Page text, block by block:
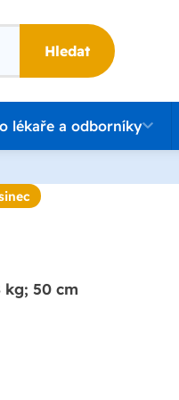
Hledat
a odborníky
lékaře a odborníky
kg; 50 cm